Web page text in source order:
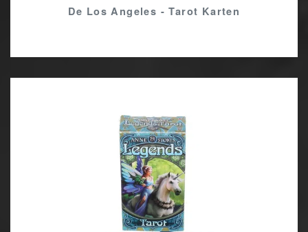
De Los Angeles - Tarot Karten